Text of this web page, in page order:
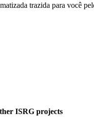
trazida para você
ISRG projects